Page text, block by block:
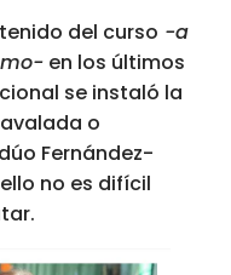
del curso -a
en los últimos
se instaló la
o
Fernández-
no es difícil